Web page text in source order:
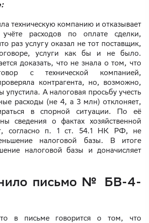
техническую компанию и отказывает
расходов по оплате сделки,
раз услугу оказал не тот поставщик,
услуги как бы и не было.
доказать, что не знала о том, что
с технической компанией,
контрагента, но, возможно,
упустила. А налоговая просьбу учесть
расходы (не 4, а 3 млн) отклоняет,
в спорной ситуации. По её
сведения о фактах хозяйственной
согласно п. 1 ст. 54.1 НК РФ, не
налоговой базы. В итоге
налоговой базы и доначисляет
письмо № БВ-4-
в письме говорится о том, что